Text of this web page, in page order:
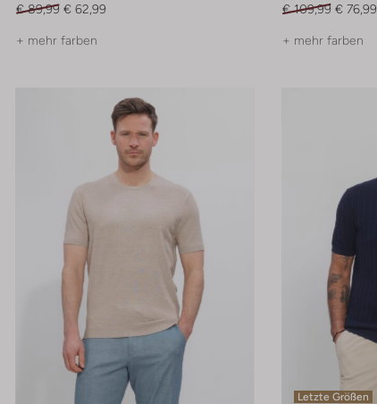
€ 89,99 € 62,99
+ mehr farben
€ 109,99 € 76,99
+ mehr farben
Letzte Größen